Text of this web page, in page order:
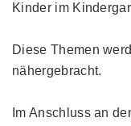
Kinder im
Diese Themen
nähergebracht.
Im Anschluss an